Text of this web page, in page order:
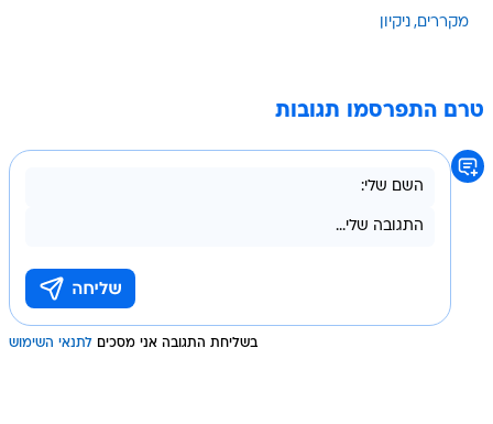
מקררים ניקיון
טרם התפרסמו תגובות
בשליחת התגובה אני מסכים לתנאי השימוש